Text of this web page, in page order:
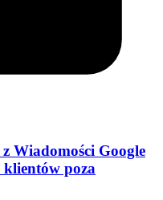
Wiadomości Google
poza